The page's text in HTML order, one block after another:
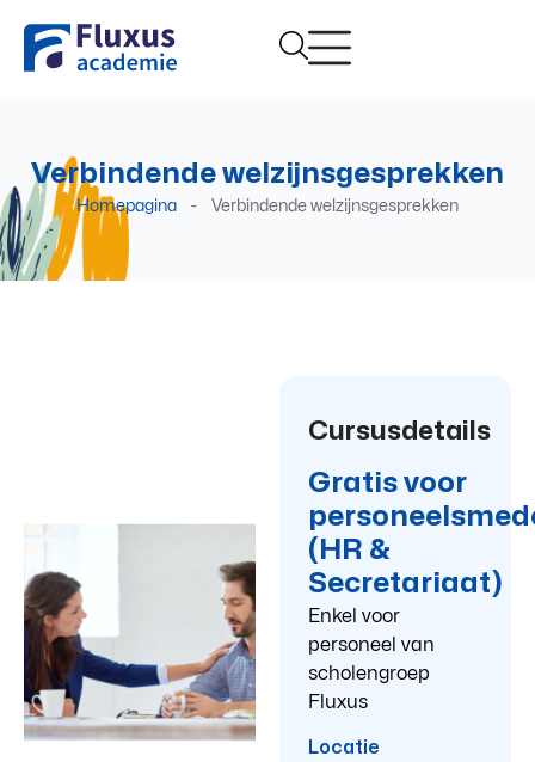
Verbindende welzijnsgesprekken
Homepagina - Verbindende welzijnsgesprekken
Cursusdetails
Gratis voor
(HR &
Secretariaat)
Enkel voor
personeel van
scholengroep
Fluxus
Locatie